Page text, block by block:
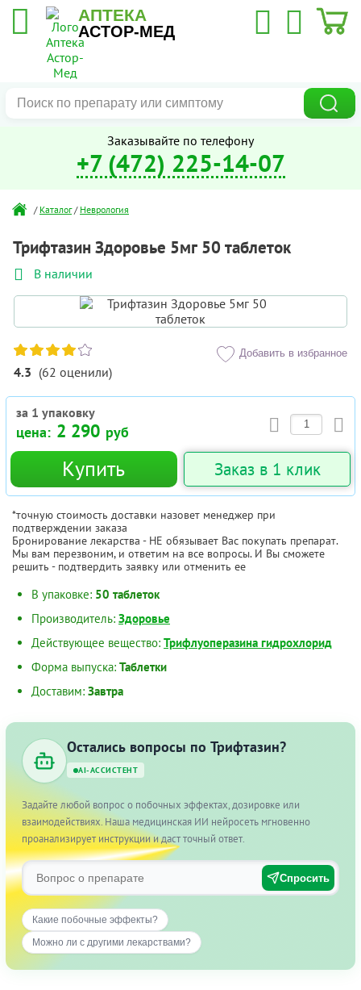
АПТЕКА
АСТОР-МЕД
Заказывайте по телефону
+7 (472) 225-14-07
/ Каталог / Неврология
Трифтазин Здоровье 5мг 50 таблеток
В наличии
4.3 (62 оценили)
Добавить в избранное
за 1 упаковку
цена: 2 290 руб
Купить Заказ в 1 клик
*точную стоимость доставки назовет менеджер при
подтверждении заказа
Бронирование лекарства - НЕ обязывает Вас покупать препарат.
Мы вам перезвоним, и ответим на все вопросы. И Вы сможете
решить - подтвердить заявку или отменить ее
В упаковке: 50 таблеток
Производитель: Здоровье
Действующее вещество: Трифлуоперазина гидрохлорид
Форма выпуска: Таблетки
Доставим: Завтра
Остались вопросы по Трифтазин?
AI-АССИСТЕНТ
Задайте любой вопрос о побочных эффектах, дозировке или
взаимодействиях. Наша медицинская ИИ нейросеть мгновенно
проанализирует инструкции и даст точный ответ.
Спросить
Какие побочные эффекты?
Можно ли с другими лекарствами?